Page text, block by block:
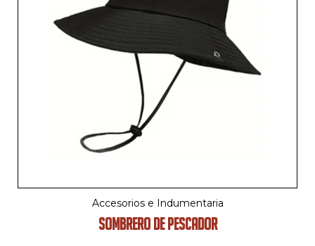
Accesorios e Indumentaria
SOMBRERO DE PESCADOR